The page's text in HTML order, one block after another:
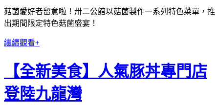
菇菌愛好者留意啦！卅二公館以菇菌製作一系列特色菜單，推
出期間限定特色菇菌盛宴！
繼續觀看+
【全新美食】人氣豚丼專門店
登陸九龍灣